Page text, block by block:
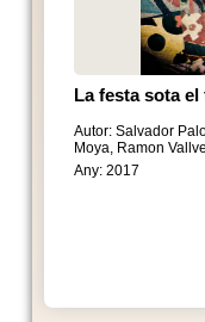
La festa sota el
Autor: Salvador
Moya, Ramon
Any: 2017